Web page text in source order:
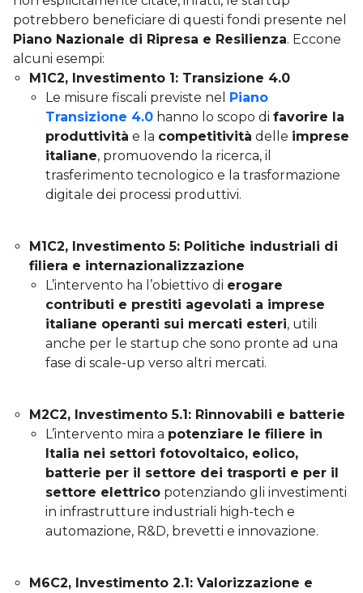
potrebbero beneficiare di questi fondi presente nel
Piano Nazionale di Ripresa e Resilienza. Eccone
alcuni esempi:
M1C2, Investimento 1: Transizione 4.0
Le misure fiscali previste nel Piano
Transizione 4.0 hanno lo scopo di favorire la
produttività e la competitività delle imprese
italiane, promuovendo la ricerca, il
trasferimento tecnologico e la trasformazione
digitale dei processi produttivi.
M1C2, Investimento 5: Politiche industriali di
filiera e internazionalizzazione
L’intervento ha l’obiettivo di erogare
contributi e prestiti agevolati a imprese
italiane operanti sui mercati esteri, utili
anche per le startup che sono pronte ad una
fase di scale-up verso altri mercati.
M2C2, Investimento 5.1: Rinnovabili e batterie
L’intervento mira a potenziare le filiere in
Italia nei settori fotovoltaico, eolico,
batterie per il settore dei trasporti e per il
settore elettrico potenziando gli investimenti
in infrastrutture industriali high-tech e
automazione, R&D, brevetti e innovazione.
M6C2, Investimento 2.1: Valorizzazione e